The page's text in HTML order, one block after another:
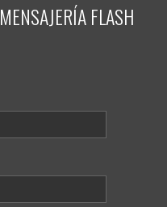
MENSAJERÍA FLASH